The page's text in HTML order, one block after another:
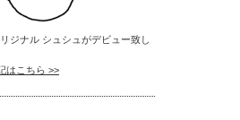
ジナル シュシュがデビュー致し
はこちら >>